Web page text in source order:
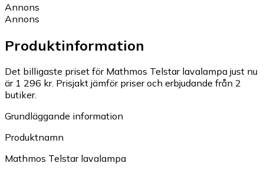
Annons
Annons
Produktinformation
Det billigaste priset för Mathmos Telstar lavalampa just nu
är 1 296 kr. Prisjakt jämför priser och erbjudande från 2
butiker.
Grundläggande information
Produktnamn
Mathmos Telstar lavalampa